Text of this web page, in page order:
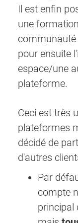
Il est enfin
une
pour ensuite
espace/une
plateforme.
Ceci est très
plateformes
décidé de
d'autres
Par
compte
principal